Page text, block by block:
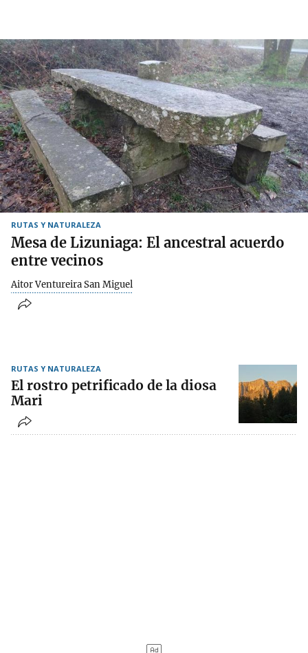
RUTAS Y NATURALEZA
Mesa de Lizuniaga: El ancestral acuerdo
entre vecinos
Aitor Ventureira San Miguel
RUTAS Y NATURALEZA
El rostro petrificado de la diosa
Mari